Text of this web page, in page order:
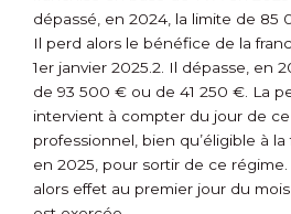
dépassé, en 2024, la limite de
Il perd alors le bénéfice de la
1er janvier 2025.2. Il dépasse, en
de 93 500 € ou de 41 250 €. La
intervient à compter du jour de
professionnel, bien qu’éligible à
en 2025, pour sortir de ce
alors effet au premier jour du